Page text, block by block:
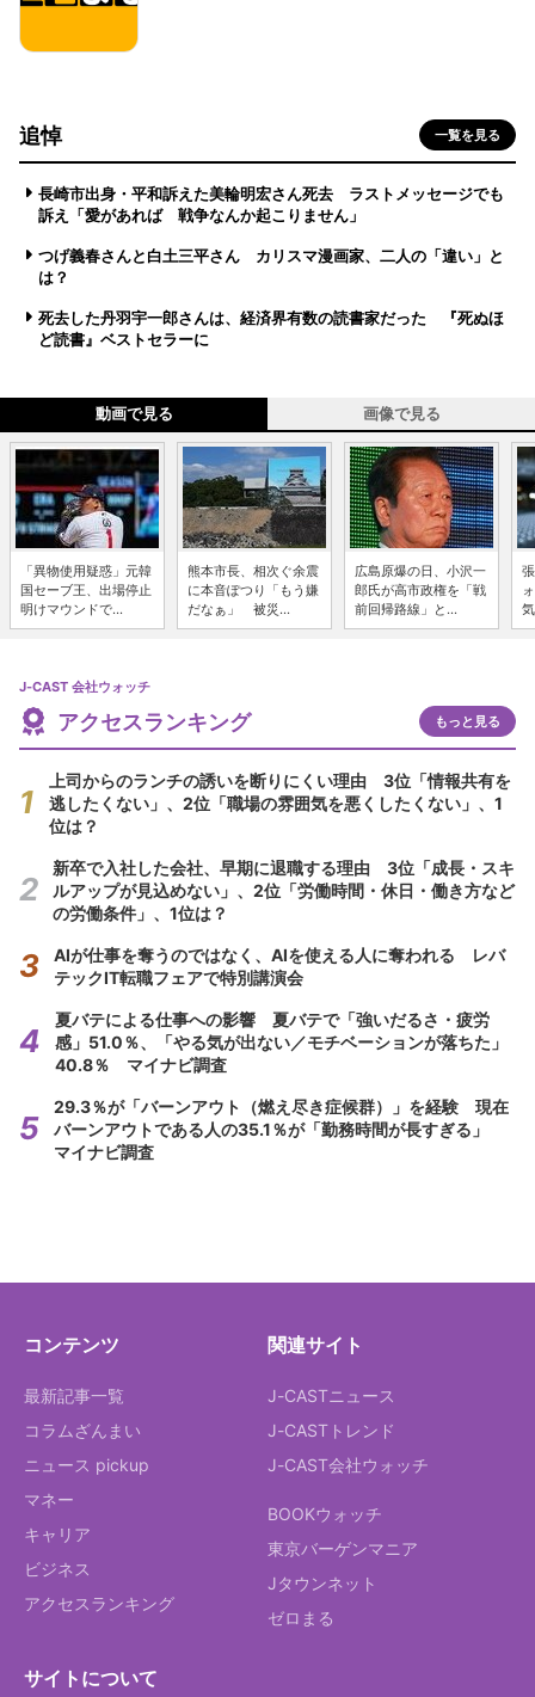
追悼 一覧を見る
長崎市出身・平和訴えた美輪明宏さん死去 ラストメッセージでも
訴え「愛があれば 戦争なんか起こりません」
つげ義春さんと白土三平さん カリスマ漫画家、二人の「違い」と
は？
死去した丹羽宇一郎さんは、経済界有数の読書家だった 『死ぬほ
ど読書』ベストセラーに
動画で見る 画像で見る
「異物使用疑惑」元韓
国セーブ王、出場停止
明けマウンドで...
熊本市長、相次ぐ余震
に本音ぽつり「もう嫌
だなぁ」 被災...
広島原爆の日、小沢一
郎氏が高市政権を「戦
前回帰路線」と...
J-CAST 会社ウォッチ
アクセスランキング もっと見る
上司からのランチの誘いを断りにくい理由 3位「情報共有を
逃したくない」、2位「職場の雰囲気を悪くしたくない」、1
位は？
新卒で入社した会社、早期に退職する理由 3位「成長・スキ
ルアップが見込めない」、2位「労働時間・休日・働き方など
の労働条件」、1位は？
AIが仕事を奪うのではなく、AIを使える人に奪われる レバ
テックIT転職フェアで特別講演会
夏バテによる仕事への影響 夏バテで「強いだるさ・疲労
感」51.0％、「やる気が出ない／モチベーションが落ちた」
40.8％ マイナビ調査
29.3％が「バーンアウト（燃え尽き症候群）」を経験 現在
バーンアウトである人の35.1％が「勤務時間が長すぎる」
マイナビ調査
コンテンツ
最新記事一覧
コラムざんまい
ニュース pickup
マネー
キャリア
ビジネス
アクセスランキング
関連サイト
J-CASTニュース
J-CASTトレンド
J-CAST会社ウォッチ
BOOKウォッチ
東京バーゲンマニア
Jタウンネット
ゼロまる
サイトについて